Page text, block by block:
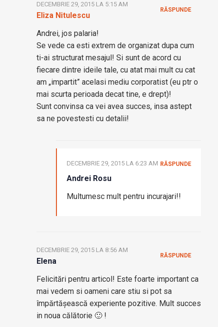
Eliza Nitulescu
DECEMBRIE 29, 2015 LA 5:15 AM
Andrei, jos palaria!
Se vede ca esti extrem de organizat dupa cum
ti-ai structurat mesajul! Si sunt de acord cu
fiecare dintre ideile tale, cu atat mai mult cu cat
am „impartit” acelasi mediu corporatist (eu ptr o
mai scurta perioada decat tine, e drept)!
Sunt convinsa ca vei avea succes, insa astept
sa ne povestesti cu detalii!
RĂSPUNDE
Andrei Rosu
DECEMBRIE 29, 2015 LA 6:23 AM
Multumesc mult pentru incurajari!!
RĂSPUNDE
Elena
DECEMBRIE 29, 2015 LA 8:56 AM
Felicitări pentru articol! Este foarte important ca
mai vedem si oameni care stiu si pot sa
împărtășească experiente pozitive. Mult succes
in noua călătorie 🙂 !
RĂSPUNDE